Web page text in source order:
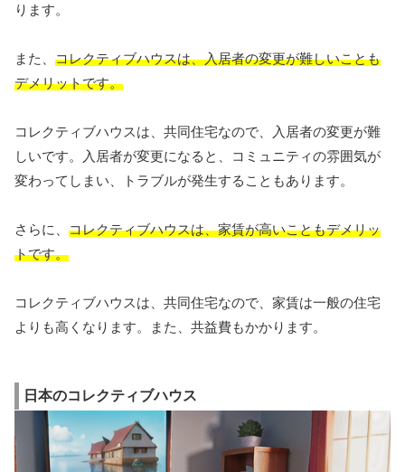
ります。
また、 コレクティブハウスは、入居者の変更が難しいことも
デメリットです。
コレクティブハウスは、共同住宅なので、入居者の変更が難
しいです。入居者が変更になると、コミュニティの雰囲気が
変わってしまい、トラブルが発生することもあります。
さらに、 コレクティブハウスは、家賃が高いこともデメリッ
トです。
コレクティブハウスは、共同住宅なので、家賃は一般の住宅
よりも高くなります。また、共益費もかかります。
日本のコレクティブハウス